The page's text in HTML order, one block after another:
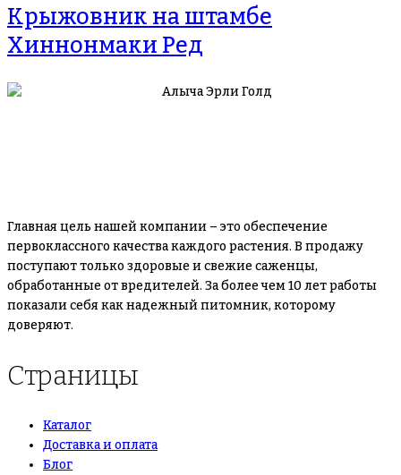
Крыжовник на штамбе
Хиннонмаки Ред
Главная цель нашей компании – это обеспечение
первоклассного качества каждого растения. В продажу
поступают только здоровые и свежие саженцы,
обработанные от вредителей. За более чем 10 лет работы
показали себя как надежный питомник, которому
доверяют.
Страницы
Каталог
Доставка и оплата
Блог